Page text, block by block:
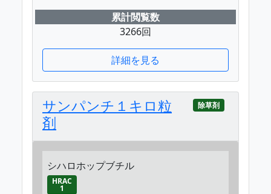
累計閲覧数
3266回
詳細を見る
サンパンチ１キロ粒
剤
除草剤
シハロホップブチル
HRAC
1